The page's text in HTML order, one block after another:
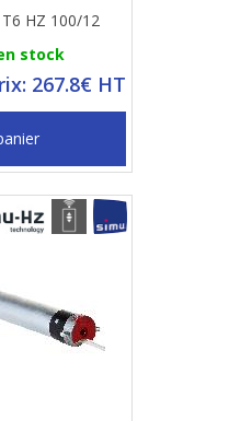
HZ 100/12
stock
267.8€ HT